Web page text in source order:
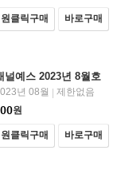
원클릭구매 바로구매
널예스 2023년 8월호
년 08월 | 제한없음
원
원클릭구매 바로구매